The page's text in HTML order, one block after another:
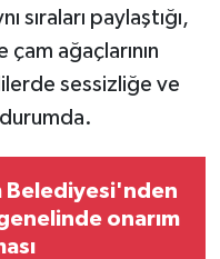
sıraları paylaştığı,
çam ağaçlarının
sessizliğe ve
Belediyesi'nden
onarım